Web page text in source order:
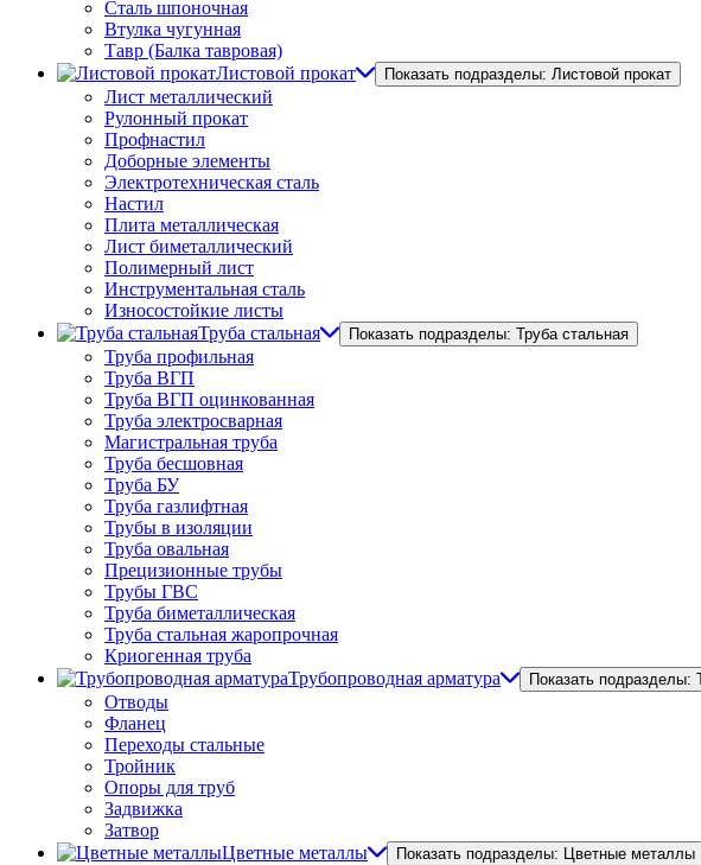
Сталь шпоночная
Втулка чугунная
Тавр (Балка тавровая)
Листовой прокат
Показать подразделы: Листовой прокат
Лист металлический
Рулонный прокат
Профнастил
Доборные элементы
Электротехническая сталь
Настил
Плита металлическая
Лист биметаллический
Полимерный лист
Инструментальная сталь
Износостойкие листы
Труба стальная
Показать подразделы: Труба стальная
Труба профильная
Труба ВГП
Труба ВГП оцинкованная
Труба электросварная
Магистральная труба
Труба бесшовная
Труба БУ
Труба газлифтная
Трубы в изоляции
Труба овальная
Прецизионные трубы
Трубы ГВС
Труба биметаллическая
Труба стальная жаропрочная
Криогенная труба
Трубопроводная арматура
Показать подразделы:
Отводы
Фланец
Переходы стальные
Тройник
Опоры для труб
Задвижка
Затвор
Цветные металлы
Показать подразделы: Цветные металлы